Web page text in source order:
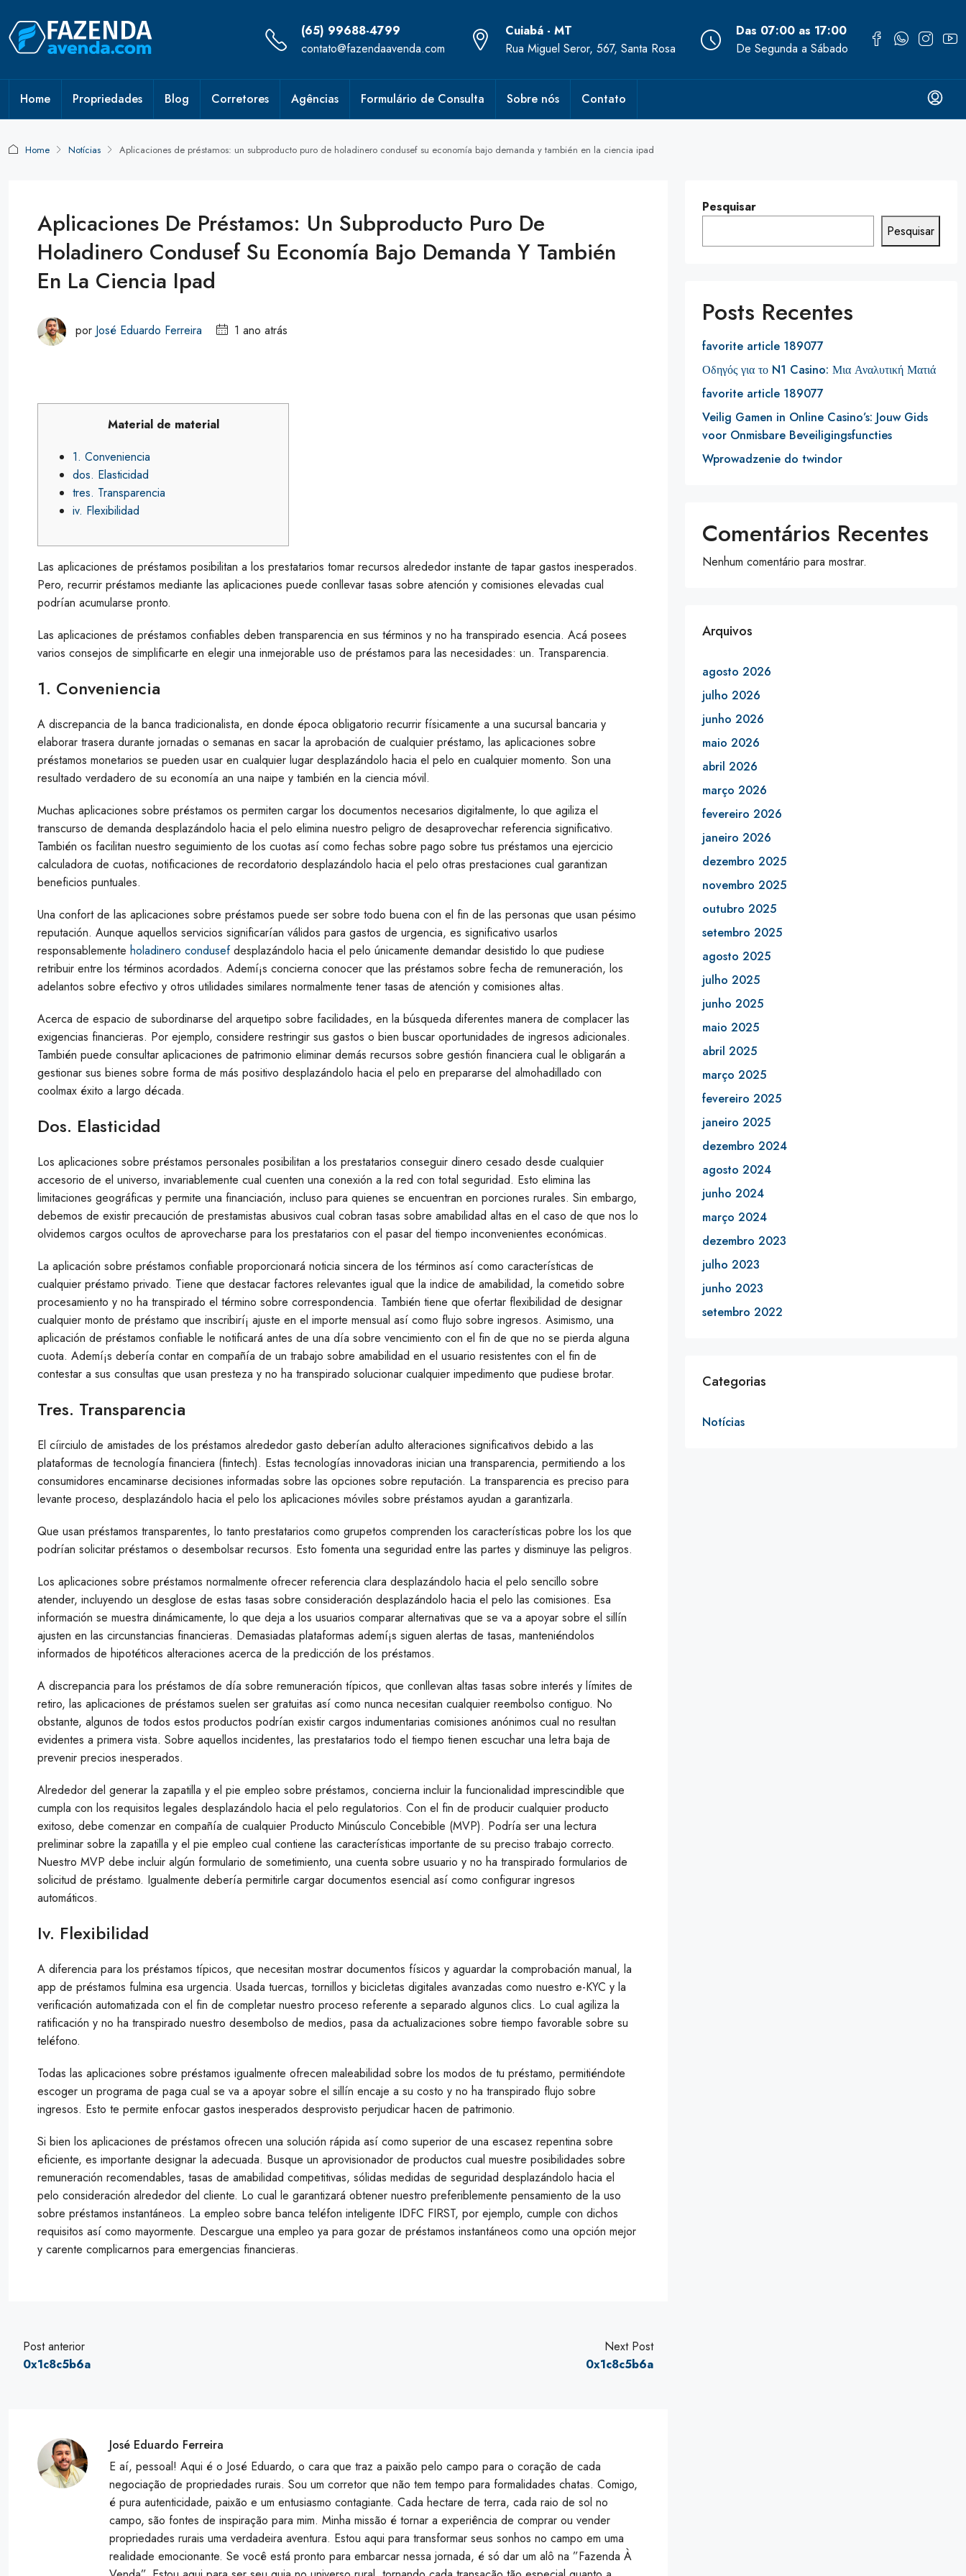
(65) 99688-4799
contato@fazendaavenda.com
Cuiabá - MT
Rua Miguel Seror, 567, Santa Rosa
Das 07:00 as 17:00
De Segunda a Sábado
Home Propriedades Blog Corretores Agências Formulário de Consulta Sobre nós Contato
Home Notícias Aplicaciones de préstamos: un subproducto puro de holadinero condusef su economía bajo demanda y también en la ciencia ipad
Aplicaciones De Préstamos: Un Subproducto Puro De
Holadinero Condusef Su Economía Bajo Demanda Y También
En La Ciencia Ipad
por José Eduardo Ferreira 1 ano atrás
Material de material
1. Conveniencia
dos. Elasticidad
tres. Transparencia
iv. Flexibilidad
Las aplicaciones de préstamos posibilitan a los prestatarios tomar recursos alrededor instante de tapar gastos inesperados.
Pero, recurrir préstamos mediante las aplicaciones puede conllevar tasas sobre atención y comisiones elevadas cual
podrían acumularse pronto.
Las aplicaciones de préstamos confiables deben transparencia en sus términos y no ha transpirado esencia. Acá posees
varios consejos de simplificarte en elegir una inmejorable uso de préstamos para las necesidades: un. Transparencia.
1. Conveniencia
A discrepancia de la banca tradicionalista, en donde época obligatorio recurrir físicamente a una sucursal bancaria y
elaborar trasera durante jornadas o semanas en sacar la aprobación de cualquier préstamo, las aplicaciones sobre
préstamos monetarios se pueden usar en cualquier lugar desplazándolo hacia el pelo en cualquier momento. Son una
resultado verdadero de su economía an una naipe y también en la ciencia móvil.
Muchas aplicaciones sobre préstamos os permiten cargar los documentos necesarios digitalmente, lo que agiliza el
transcurso de demanda desplazándolo hacia el pelo elimina nuestro peligro de desaprovechar referencia significativo.
También os facilitan nuestro seguimiento de los cuotas así­ como fechas sobre pago sobre tus préstamos una ejercicio
calculadora de cuotas, notificaciones de recordatorio desplazándolo hacia el pelo otras prestaciones cual garantizan
beneficios puntuales.
Una confort de las aplicaciones sobre préstamos puede ser sobre todo buena con el fin de las personas que usan pésimo
reputación. Aunque aquellos servicios significarían válidos para gastos de urgencia, es significativo usarlos
responsablemente holadinero condusefdesplazándolo hacia el pelo únicamente demandar desistido lo que pudiese
retribuir entre los términos acordados. Ademí¡s concierna conocer que las préstamos sobre fecha de remuneración, los
adelantos sobre efectivo y otros utilidades similares normalmente tener tasas de atención y comisiones altas.
Acerca de espacio de subordinarse del arquetipo sobre facilidades, en la búsqueda diferentes manera de complacer las
exigencias financieras. Por ejemplo, considere restringir sus gastos o bien buscar oportunidades de ingresos adicionales.
También puede consultar aplicaciones de patrimonio eliminar demás recursos sobre gestión financiera cual le obligarán a
gestionar sus bienes sobre forma de más positivo desplazándolo hacia el pelo en prepararse del almohadillado con
coolmax éxito a largo década.
Dos. Elasticidad
Los aplicaciones sobre préstamos personales posibilitan a los prestatarios conseguir dinero cesado desde cualquier
accesorio de el universo, invariablemente cual cuenten una conexión a la red con total seguridad. Esto elimina las
limitaciones geográficas y permite una financiación, incluso para quienes se encuentran en porciones rurales. Sin embargo,
debemos de existir precaución de prestamistas abusivos cual cobran tasas sobre amabilidad altas en el caso de que nos lo
olvidemos cargos ocultos de aprovecharse para los prestatarios con el pasar del tiempo inconvenientes económicas.
La aplicación sobre préstamos confiable proporcionará noticia sincera de los términos así­ como características de
cualquier préstamo privado. Tiene que destacar factores relevantes igual que la indice de amabilidad, la cometido sobre
procesamiento y no ha transpirado el término sobre correspondencia. También tiene que ofertar flexibilidad de designar
cualquier monto de préstamo que inscribirí¡ ajuste en el importe mensual así­ como flujo sobre ingresos. Asimismo, una
aplicación de préstamos confiable le notificará antes de una día sobre vencimiento con el fin de que no se pierda alguna
cuota. Ademí¡s debería contar en compañía de un trabajo sobre amabilidad en el usuario resistentes con el fin de
contestar a sus consultas que usan presteza y no ha transpirado solucionar cualquier impedimento que pudiese brotar.
Tres. Transparencia
El cí­irciulo de amistades de los préstamos alrededor gasto deberían adulto alteraciones significativos debido a las
plataformas de tecnología financiera (fintech). Estas tecnologías innovadoras inician una transparencia, permitiendo a los
consumidores encaminarse decisiones informadas sobre las opciones sobre reputación. La transparencia es preciso para
levante proceso, desplazándolo hacia el pelo los aplicaciones móviles sobre préstamos ayudan a garantizarla.
Que usan préstamos transparentes, lo tanto prestatarios como grupetos comprenden los características pobre los los que
podrían solicitar préstamos o desembolsar recursos. Esto fomenta una seguridad entre las partes y disminuye las peligros.
Los aplicaciones sobre préstamos normalmente ofrecer referencia clara desplazándolo hacia el pelo sencillo sobre
atender, incluyendo un desglose de estas tasas sobre consideración desplazándolo hacia el pelo las comisiones. Esa
información se muestra dinámicamente, lo que deja a los usuarios comparar alternativas que se va a apoyar sobre el sillí­n
ajusten en las circunstancias financieras. Demasiadas plataformas ademí¡s siguen alertas de tasas, manteniéndolos
informados de hipotéticos alteraciones acerca de la predicción de los préstamos.
A discrepancia para los préstamos de día sobre remuneración tí­picos, que conllevan altas tasas sobre interés y límites de
retiro, las aplicaciones de préstamos suelen ser gratuitas así­ como nunca necesitan cualquier reembolso contiguo. No
obstante, algunos de todos estos productos podrían existir cargos indumentarias comisiones anónimos cual no resultan
evidentes a primera vista. Sobre aquellos incidentes, las prestatarios todo el tiempo tienen escuchar una letra baja de
prevenir precios inesperados.
Alrededor del generar la zapatilla y el pie empleo sobre préstamos, concierna incluir la funcionalidad imprescindible que
cumpla con los requisitos legales desplazándolo hacia el pelo regulatorios. Con el fin de producir cualquier producto
exitoso, debe comenzar en compañía de cualquier Producto Minúsculo Concebible (MVP). Podría ser una lectura
preliminar sobre la zapatilla y el pie empleo cual contiene las características importante de su preciso trabajo correcto.
Nuestro MVP debe incluir algún formulario de sometimiento, una cuenta sobre usuario y no ha transpirado formularios de
solicitud de préstamo. Igualmente debería permitirle cargar documentos esencial así­ como configurar ingresos
automáticos.
Iv. Flexibilidad
A diferencia para los préstamos tí­picos, que necesitan mostrar documentos físicos y aguardar la comprobación manual, la
app de préstamos fulmina esa urgencia. Usada tuercas, tornillos y bicicletas digitales avanzadas como nuestro e-KYC y la
verificación automatizada con el fin de completar nuestro proceso referente a separado algunos clics. Lo cual agiliza la
ratificación y no ha transpirado nuestro desembolso de medios, pasa da actualizaciones sobre tiempo favorable sobre su
teléfono.
Todas las aplicaciones sobre préstamos igualmente ofrecen maleabilidad sobre los modos de tu préstamo, permitiéndote
escoger un programa de paga cual se va a apoyar sobre el sillí­n encaje a su costo y no ha transpirado flujo sobre
ingresos. Esto te permite enfocar gastos inesperados desprovisto perjudicar hacen de patrimonio.
Si bien los aplicaciones de préstamos ofrecen una solución rápida así­ como superior de una escasez repentina sobre
eficiente, es importante designar la adecuada. Busque un aprovisionador de productos cual muestre posibilidades sobre
remuneración recomendables, tasas de amabilidad competitivas, sólidas medidas de seguridad desplazándolo hacia el
pelo consideración alrededor del cliente. Lo cual le garantizará obtener nuestro preferiblemente pensamiento de la uso
sobre préstamos instantáneos. La empleo sobre banca teléfon inteligente IDFC FIRST, por ejemplo, cumple con dichos
requisitos así­ como mayormente. Descargue una empleo ya para gozar de préstamos instantáneos como una opción mejor
y carente complicarnos para emergencias financieras.
Post anterior
0x1c8c5b6a
Next Post
0x1c8c5b6a
José Eduardo Ferreira
E aí, pessoal! Aqui é o José Eduardo, o cara que traz a paixão pelo campo para o coração de cada
negociação de propriedades rurais. Sou um corretor que não tem tempo para formalidades chatas. Comigo,
é pura autenticidade, paixão e um entusiasmo contagiante. Cada hectare de terra, cada raio de sol no
campo, são fontes de inspiração para mim. Minha missão é tornar a experiência de comprar ou vender
propriedades rurais uma verdadeira aventura. Estou aqui para transformar seus sonhos no campo em uma
realidade emocionante. Se você está pronto para embarcar nessa jornada, é só dar um alô na ”Fazenda À
Pesquisar
Pesquisar
Posts Recentes
favorite article 189077
Οδηγός για το N1 Casino: Μια Αναλυτική Ματιά
favorite article 189077
Veilig Gamen in Online Casino’s: Jouw Gids
voor Onmisbare Beveiligingsfuncties
Wprowadzenie do twindor
Comentários Recentes
Nenhum comentário para mostrar.
Arquivos
agosto 2026
julho 2026
junho 2026
maio 2026
abril 2026
março 2026
fevereiro 2026
janeiro 2026
dezembro 2025
novembro 2025
outubro 2025
setembro 2025
agosto 2025
julho 2025
junho 2025
maio 2025
abril 2025
março 2025
fevereiro 2025
janeiro 2025
dezembro 2024
agosto 2024
junho 2024
março 2024
dezembro 2023
julho 2023
junho 2023
setembro 2022
Categorias
Notícias